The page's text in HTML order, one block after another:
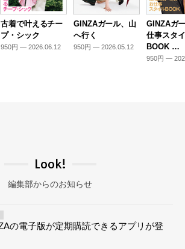
古着で叶えるチー
プ・シック
950円 — 2026.06.12
GINZAガール、山
へ行く
950円 — 2026.05.12
GINZAガ
仕事スタ
BOOK …
950円 —
Look!
編集部からのお知らせ
の電子版が定期購読できるアプリが登